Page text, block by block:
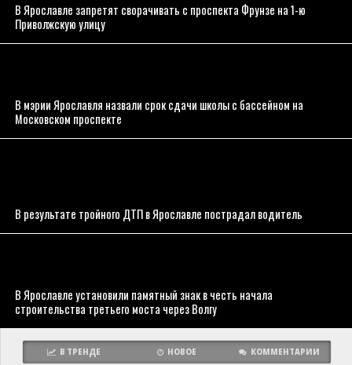
В Ярославле запретят сворачивать с проспекта Фрунзе на 1-ю
Приволжскую улицу
В мэрии Ярославля назвали срок сдачи школы с бассейном на
Московском проспекте
В результате тройного ДТП в Ярославле пострадал водитель
В Ярославле установили памятный знак в честь начала
строительства третьего моста через Волгу
В ТРЕНДЕ НОВОЕ КОММЕНТАРИИ